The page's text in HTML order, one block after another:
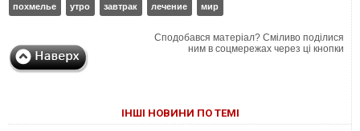
похмелье утро завтрак лечение мир
Сподобався матеріал? Сміливо поділися
ним в соцмережах через ці кнопки
ІНШІ НОВИНИ ПО ТЕМІ